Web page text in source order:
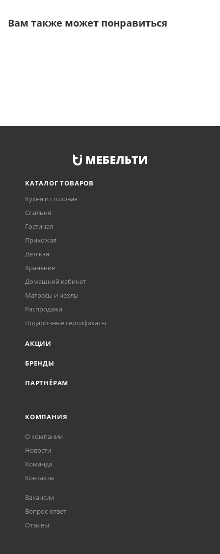
Вам также может понравиться
КАТАЛОГ ТОВАРОВ
Кухня и столовая
Спальня
Гостиная
Прихожая
Детская
Хранение
Домашний кабинет
Матрасы и чехлы
Распродажа
Подарочные сертификаты
АКЦИИ
БРЕНДЫ
ПАРТНЁРАМ
КОМПАНИЯ
О компании
Новости
Команда
Контакты
Вакансии
Вопрос-ответ
Отзывы